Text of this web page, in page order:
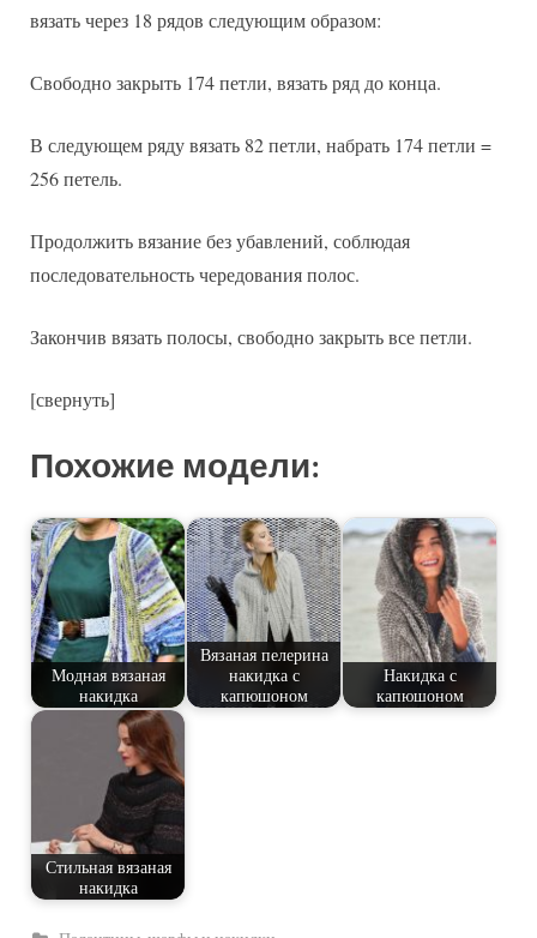
вязать через 18 рядов следующим образом:
Свободно закрыть 174 петли, вязать ряд до конца.
В следующем ряду вязать 82 петли, набрать 174 петли =
256 петель.
Продолжить вязание без убавлений, соблюдая
последовательность чередования полос.
Закончив вязать полосы, свободно закрыть все петли.
[свернуть]
Похожие модели:
Модная вязаная
накидка
Вязаная пелерина
накидка с
капюшоном
Накидка с
капюшоном
Стильная вязаная
накидка